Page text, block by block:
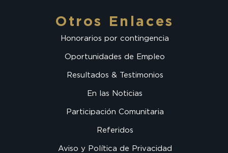
Otros Enlaces
Honorarios por contingencia
Oportunidades de Empleo
Resultados & Testimonios
En las Noticias
Participación Comunitaria
Referidos
Aviso y Política de Privacidad